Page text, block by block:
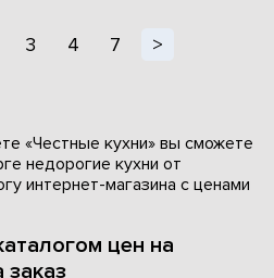
3 4 7 >
«Честные кухни» вы сможете
недорогие кухни от
интернет-магазина с ценами
цен на
заказ